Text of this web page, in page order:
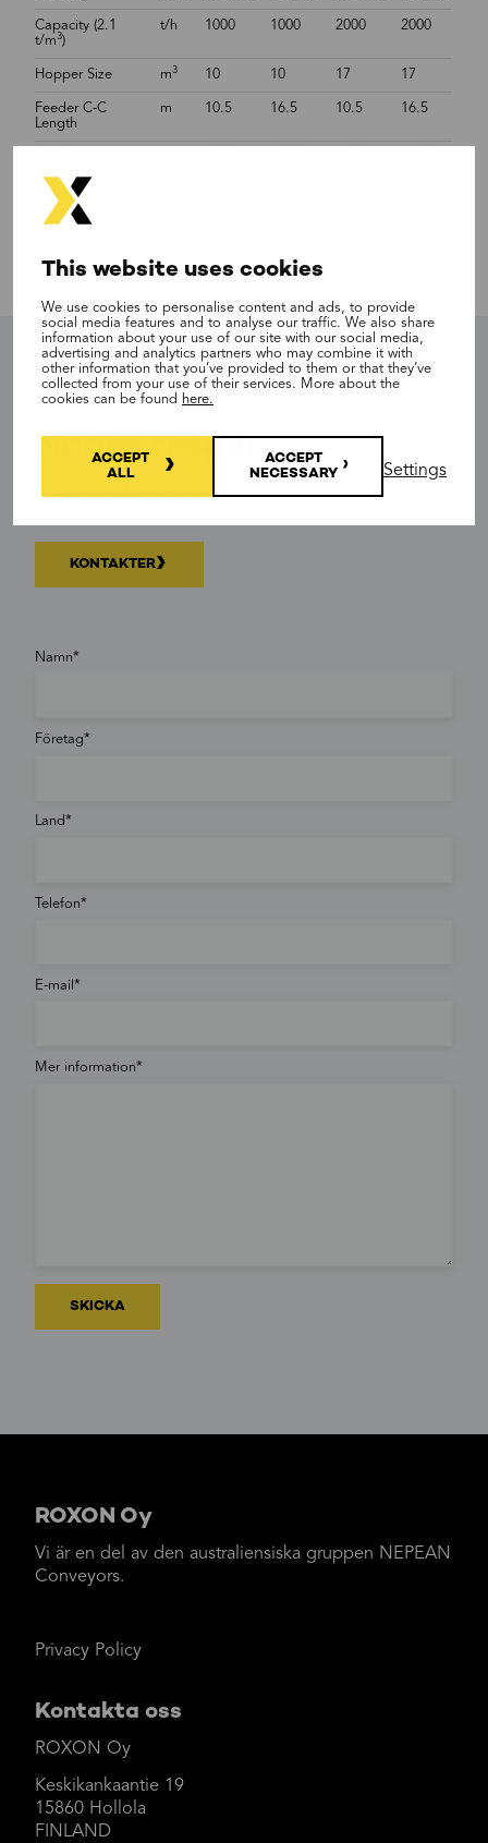
This website uses cookies
We use cookies to personalise content and ads, to provide
social media features and to analyse our traffic. We also share
information about your use of our site with our social media,
advertising and analytics partners who may combine it with
other information that you’ve provided to them or that they’ve
collected from your use of their services. More about the
cookies can be found here.
ACCEPT
ALL
ACCEPT
NECESSARY
Settings
Capacity (2.1
t/m3)
t/h 1000 1000 2000 2000
Hopper Size m3 10 10 17 17
Feeder C-C
Length
m 10.5 16.5 10.5 16.5
Loading Height
Discharge Height
Några frågor?
Fyll i formuläret eller kontakta någon av våra
KONTAKTER
Namn
Företag
Land
Telefon
E-mail
Mer information
ROXON Oy
Vi är en del av den australiensiska gruppen NEPEAN
Conveyors.
Privacy Policy
Kontakta oss
ROXON Oy
Keskikankaantie 19
15860 Hollola
FINLAND